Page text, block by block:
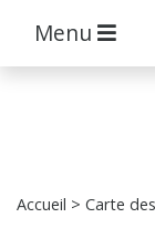
Menu
Accueil > Carte